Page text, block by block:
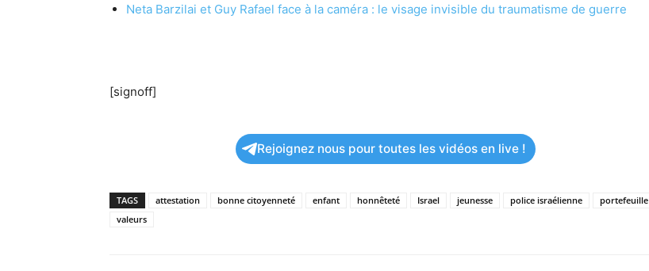
Neta Barzilai et Guy Rafael face à la caméra : le visage invisible du traumatisme de guerre
[signoff]
Rejoignez nous pour toutes les vidéos en live !
TAGS attestation bonne citoyenneté enfant honnêteté Israel jeunesse police israélienne
portefeuille
valeurs